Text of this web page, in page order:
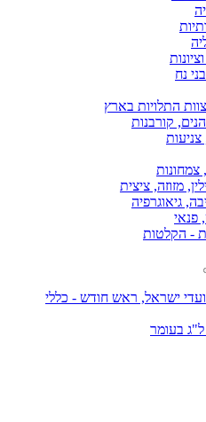
נח
התלויות בארץ
קורבנות
מזוזה, ציצית
גיאוגרפיה
פנאי
- הקלטות
ישראל, ראש חודש - כללי
בעומר